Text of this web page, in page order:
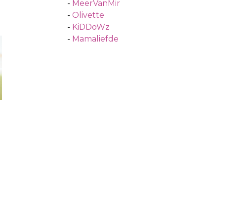
- MeerVanMir
- Olivette
- KiDDoWz
- Mamaliefde